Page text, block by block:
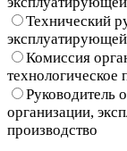
Технический
Комиссия
технологическое
Руководитель
организации,
производство